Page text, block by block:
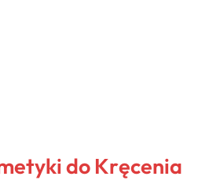
do Kręcenia